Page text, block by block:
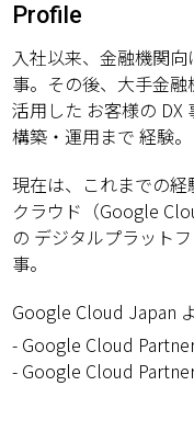
Profile
入社以来、金融機関
事。その後、大手金融
活用した お客様の DX
構築・運用まで 経験。
現在は、これまでの
クラウド（Google
の デジタルプラット
事。
Google Cloud Japan
- Google Cloud
- Google Cloud